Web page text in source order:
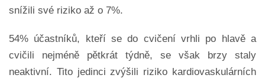
snížili své riziko až o 7%.
54% účastníků, kteří se do cvičení vrhli po hlavě a
cvičili nejméně pětkrát týdně, se však brzy staly
neaktivní. Tito jedinci zvýšili riziko kardiovaskulárních